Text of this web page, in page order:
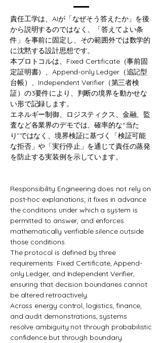
責任工学は、AIが「なぜそう答えたか」を後
から説明するのではなく、「答えてよい条
件」を事前に固定し、その範囲外では数学的
に沈黙する設計思想です。
本プロトコルは、Fixed Certificate（事前固
定証明書）、Append-only Ledger（追記型
台帳）、Independent Verifier（第三者検
証）の3要件により、判断の境界を動かせな
い形で記録します。
エネルギー制御、ロジスティクス、金融、監
査など各業界のデモでは、確率的な“当た
り”ではなく、境界検証に基づく「検証可能
な拒否」や「実行停止」を通じて責任の蒸発
を防止する実装例を示しています。
Responsibility Engineering does not rely on
post-hoc explanations; it fixes in advance
the conditions under which a system is
permitted to answer, and enforces
mathematically verifiable silence outside
those conditions.
The protocol is defined by three
requirements: Fixed Certificate, Append-
only Ledger, and Independent Verifier,
ensuring that decision boundaries cannot
be altered retroactively.
Across energy control, logistics, finance,
and audit demonstrations, systems
resolve ambiguity not through probabilistic
confidence but through boundary